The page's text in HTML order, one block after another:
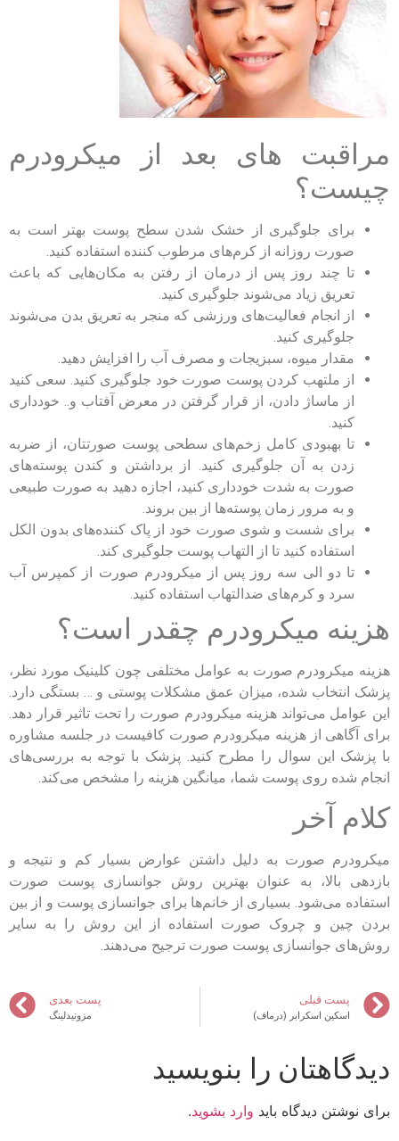
مراقبت های بعد از میکرودرم
چیست؟
برای جلوگیری از خشک شدن سطح پوست بهتر است به
صورت روزانه از کرم‌های مرطوب کننده استفاده کنید.
تا چند روز پس از درمان از رفتن به مکان‌هایی که باعث
تعریق زیاد می‌شوند جلوگیری کنید.
از انجام فعالیت‌های ورزشی که منجر به تعریق بدن می‌شوند
جلوگیری کنید.
مقدار میوه، سبزیجات و مصرف آب را افزایش دهید.
از ملتهب کردن پوست صورت خود جلوگیری کنید. سعی کنید
از ماساژ دادن، از قرار گرفتن در معرض آفتاب و.. خودداری
کنید.
تا بهبودی کامل زخم‌های سطحی پوست صورتتان، از ضربه
زدن به آن جلوگیری کنید. از برداشتن و کندن پوسته‌های
صورت به شدت خودداری کنید، اجازه دهید به صورت طبیعی
و به مرور زمان پوسته‌ها از بین بروند.
برای شست و شوی صورت خود از پاک کننده‌های بدون الکل
استفاده کنید تا از التهاب پوست جلوگیری کند.
تا دو الی سه روز پس از میکرودرم صورت از کمپرس آب
سرد و کرم‌های ضدالتهاب استفاده کنید.
هزینه میکرودرم چقدر است؟
هزینه میکرودرم صورت به عوامل مختلفی چون کلینیک مورد نظر،
پزشک انتخاب شده، میزان عمق مشکلات پوستی و … بستگی دارد.
این عوامل می‌تواند هزینه میکرودرم صورت را تحت تاثیر قرار دهد.
برای آگاهی از هزینه میکرودرم صورت کافیست در جلسه مشاوره
با پزشک این سوال را مطرح کنید. پزشک با توجه به بررسی‌های
انجام شده روی پوست شما، میانگین هزینه را مشخص می‌کند.
کلام آخر
میکرودرم صورت به دلیل داشتن عوارض بسیار کم و نتیجه و
بازدهی بالا، به عنوان بهترین روش جوانسازی پوست صورت
استفاده می‌شود. بسیاری از خانم‌ها برای جوانسازی پوست و از بین
بردن چین و چروک صورت استفاده از این روش را به سایر
روش‌های جوانسازی پوست صورت ترجیح می‌دهند.
پست قبلی
اسکین اسکرابر (درماف)
پست بعدی
مزونیدلینگ
دیدگاهتان را بنویسید
برای نوشتن دیدگاه باید وارد بشوید.